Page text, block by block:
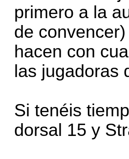
primero a la
de
hacen con
las jugadoras
Si tenéis
dorsal 15 y